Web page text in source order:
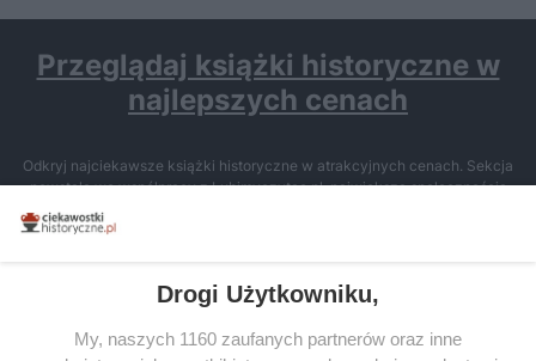
Przeglądaj książki historyczne w
najlepszych cenach
Odkryj najciekawsze książki historyczne w atrakcyjnych cenach. Sekcja
powstała we współpracy z Lubimyczytac.pl, największą społecznością
miłośników literatury w Polsce – dzięki temu możesz wybierać spośród
tytułów najwyżej ocenianych przez czytelników.
Drogi Użytkowniku,
My, naszych 1160 zaufanych partnerów oraz inne